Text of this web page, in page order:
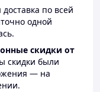
по всей
одной
скидки от
скидки были
— на